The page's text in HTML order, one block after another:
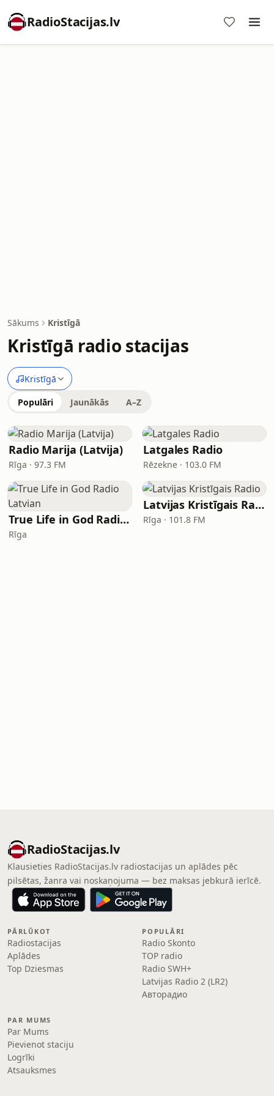
RadioStacijas.lv
Sākums Kristīgā
Kristīgā radio stacijas
Kristīgā
Populāri Jaunākās A–Z
Radio Marija (Latvija)
Rīga · 97.3 FM
Latgales Radio
Rēzekne · 103.0 FM
True Life in God Radio Latvian
Rīga
Latvijas Kristīgais Radio
Rīga · 101.8 FM
RadioStacijas.lv
Klausieties RadioStacijas.lv radiostacijas un aplādes pēc
pilsētas, žanra vai noskaņojuma — bez maksas jebkurā ierīcē.
PĀRLŪKOT
Radiostacijas
Aplādes
Top Dziesmas
POPULĀRI
Radio Skonto
TOP radio
Radio SWH+
Latvijas Radio 2 (LR2)
Авторадио
PAR MUMS
Par Mums
Pievienot staciju
Logrīki
Atsauksmes